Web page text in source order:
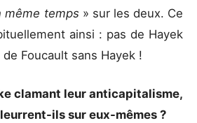
même temps » sur les deux. Ce
ainsi : pas de Hayek
Foucault sans Hayek !
clamant leur anticapitalisme,
ils sur eux-mêmes ?